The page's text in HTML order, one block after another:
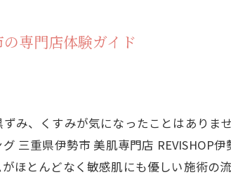
専門店体験ガイド
み、くすみが気になったことはありま
三重県伊勢市 美肌専門店 REVISHOP
ほとんどなく敏感肌にも優しい施術の